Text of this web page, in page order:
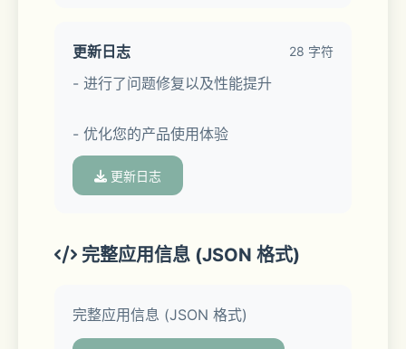
随时随地侃大山，好看的小哥哥小姐姐都
脑洞大，才艺多，有绝活，给你大舞台。
更新日志 28 字符
- 进行了问题修复以及性能提升
- 优化您的产品使用体验
更新日志
完整应用信息 (JSON 格式)
完整应用信息 (JSON 格式)